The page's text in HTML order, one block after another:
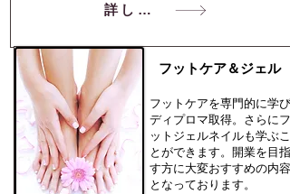
詳しく見る
フットケア＆ジェル
フットケアを専門的に学び
ディプロマ取得。さらにフ
ットジェルネイルも学ぶこ
とができます。開業を目指
す方に大変おすすめの内容
となっております。